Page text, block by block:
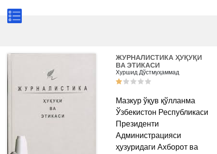
ЖУРНАЛИСТИКА ҲУҚУҚИ
ВA ЭТИКАСИ
Хуршид Дўстмуҳаммад
Мазкур ўқув қўлланма
Ўзбекистон Республикаси
Президенти
Администрацияси
ҳузуридаги Ахборот ва